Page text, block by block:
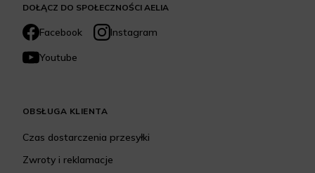
DOŁĄCZ DO SPOŁECZNOŚCI AELIA
Facebook
Instagram
Youtube
OBSŁUGA KLIENTA
Czas dostarczenia przesyłki
Zwroty i reklamacje